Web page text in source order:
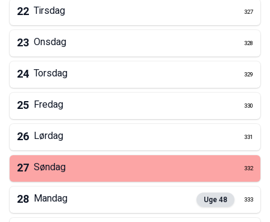
22 Tirsdag 327
23 Onsdag 328
24 Torsdag 329
25 Fredag 330
26 Lørdag 331
27 Søndag 332
28 Mandag Uge48 333